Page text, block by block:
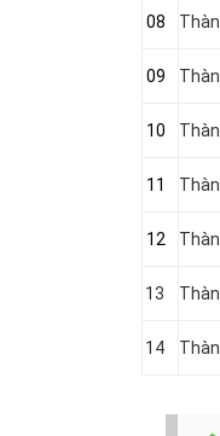
08
09
10
11
12
13
14